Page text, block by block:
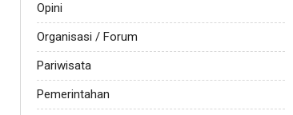
Opini
Organisasi / Forum
Pariwisata
Pemerintahan